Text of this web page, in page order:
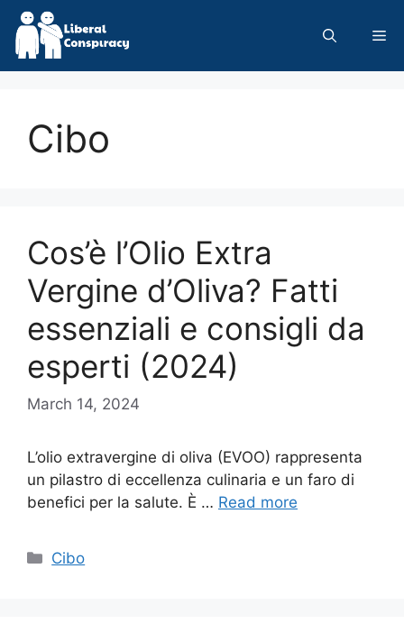
Skip
content
Cibo
Cos’è l’Olio Extra
Vergine d’Oliva? Fatti
essenziali e consigli da
esperti (2024)
March 14, 2024
L’olio extravergine di oliva (EVOO) rappresenta
un pilastro di eccellenza culinaria e un faro di
benefici per la salute. È … Read more
Categories
Cibo